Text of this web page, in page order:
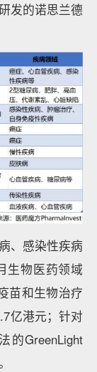
发的诺思兰德
、感染性疾病
生物医药领域
苗和生物治疗
亿港元；针对
的GreenLight